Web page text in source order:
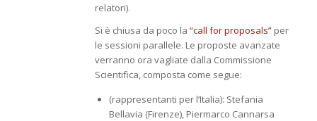
relatori).
Si è chiusa da poco la “call for proposals”per
le sessioni parallele. Le proposte avanzate
verranno ora vagliate dalla Commissione
Scientifica, composta come segue:
(rappresentanti per l’Italia): Stefania
Bellavia (Firenze), Piermarco Cannarsa